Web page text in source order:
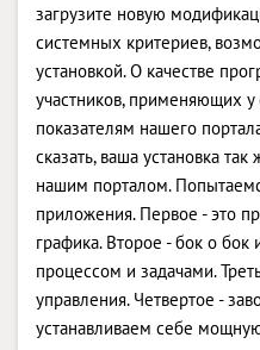
загрузите новую
системных критериев,
установкой. О качестве
участников, применяющих
показателям нашего
сказать, ваша установка
нашим порталом.
приложения. Первое - это
графика. Второе - бок о
процессом и задачами.
управления. Четвертое -
устанавливаем себе